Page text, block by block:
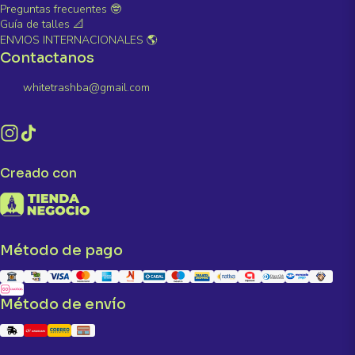
Preguntas frecuentes 🤓
Guía de talles 📐
ENVIOS INTERNACIONALES 🌎
Contactanos
whitetrashba@gmail.com
Creado con
Método de pago
Método de envío